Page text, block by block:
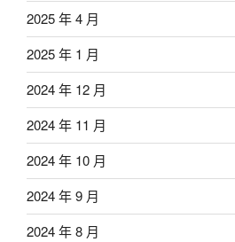
2025 年 4 月
2025 年 1 月
2024 年 12 月
2024 年 11 月
2024 年 10 月
2024 年 9 月
2024 年 8 月